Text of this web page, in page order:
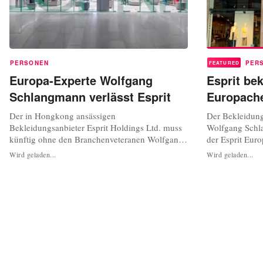
PERSONEN
Europa-Experte Wolfgang
Schlangmann verlässt Esprit
Der in Hongkong ansässigen
Bekleidungsanbieter Esprit Holdings Ltd. muss
künftig ohne den Branchenveteranen Wolfgang
Schlangmann auskommen. Der erfahrene
Manager habe seinen Posten als Executive
Wird geladen...
FEATURED
Esprit
Der
Wolfgang
der Esprit
Veränderung
die Nachfolge
Wird geladen...